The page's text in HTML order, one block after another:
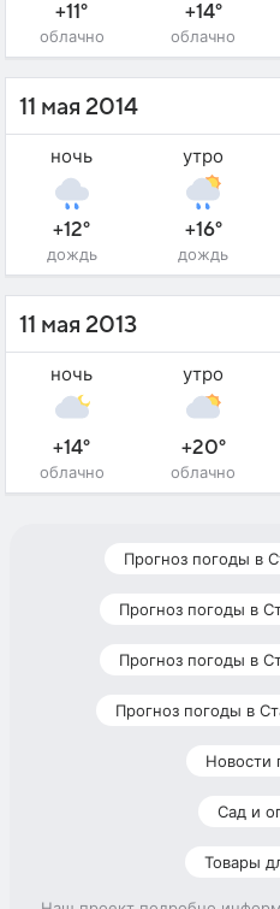
+11°
облачно
+14°
облачно
11 мая 2014
ночь
+12°
дождь
утро
+16°
дождь
11 мая 2013
ночь
+14°
облачно
утро
+20°
облачно
Прогноз погоды в
Прогноз погоды в
Прогноз погоды в
Прогноз погоды в
Новости
Сад и
Товары